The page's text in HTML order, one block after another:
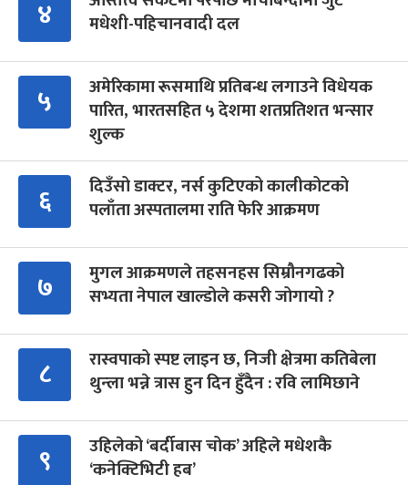
४
मधेशी-पहिचानवादी दल
५
अमेरिकामा रूसमाथि प्रतिबन्ध लगाउने विधेयक
पारित, भारतसहित ५ देशमा शतप्रतिशत भन्सार
शुल्क
६
दिउँसो डाक्टर, नर्स कुटिएको कालीकोटको
पलाँता अस्पतालमा राति फेरि आक्रमण
७
मुगल आक्रमणले तहसनहस सिम्रौनगढको
सभ्यता नेपाल खाल्डोले कसरी जोगायो ?
८
रास्वपाको स्पष्ट लाइन छ, निजी क्षेत्रमा कतिबेला
थुन्ला भन्ने त्रास हुन दिन हुँदैन : रवि लामिछाने
९
उहिलेको ‘बर्दीबास चोक’ अहिले मधेशकै
‘कनेक्टिभिटी हब’